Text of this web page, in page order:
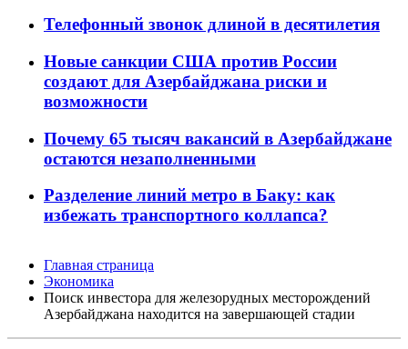
Телефонный звонок длиной в десятилетия
Новые санкции США против России
создают для Азербайджана риски и
возможности
Почему 65 тысяч вакансий в Азербайджане
остаются незаполненными
Разделение линий метро в Баку: как
избежать транспортного коллапса?
Главная страница
Экономика
Поиск инвестора для железорудных месторождений
Азербайджана находится на завершающей стадии